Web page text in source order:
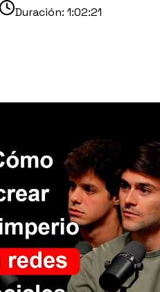
Duración: 1:02:21